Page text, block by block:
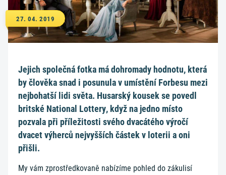
27. 04. 2019
Jejich společná fotka má dohromady hodnotu, která
by člověka snad i posunula v umístění Forbesu mezi
nejbohatší lidi světa. Husarský kousek se povedl
britské National Lottery, když na jedno místo
pozvala při příležitosti svého dvacátého výročí
dvacet výherců nejvyšších částek v loterii a oni
přišli.
My vám zprostředkovaně nabízíme pohled do zákulisí